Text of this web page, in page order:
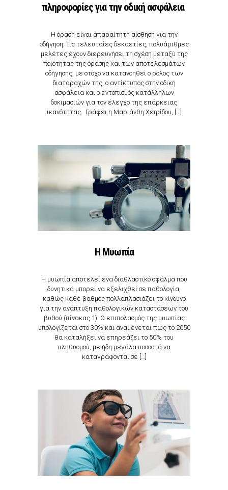
πληροφορίες για την οδική ασφάλεια
Η όραση είναι απαραίτητη αίσθηση για την
οδήγηση. Τις τελευταίες δεκαετίες, πολυάριθμες
μελέτες έχουν διερευνήσει τη σχέση μεταξύ της
ποιότητας της όρασης και των αποτελεσμάτων
οδήγησης, με στόχο να κατανοηθεί ο ρόλος των
διαταραχών της, ο αντίκτυπος στην οδική
ασφάλεια και ο εντοπισμός κατάλληλων
δοκιμασιών για τον έλεγχο της επάρκειας
ικανότητας. Γράφει η Μαριάνθη Χειρίδου, […]
Η Μυωπία
Η μυωπία αποτελεί ένα διαθλαστικό σφάλμα που
δυνητικά μπορεί να εξελιχθεί σε παθολογία,
καθώς κάθε βαθμός πολλαπλασιάζει το κίνδυνο
για την ανάπτυξη παθολογικών καταστάσεων του
βυθού (πίνακας 1). Ο επιπολασμός της μυωπίας
υπολογίζεται στο 30% και αναμένεται πως το 2050
θα καταλήξει να επηρεάζει το 50% του
πληθυσμού, με ήδη μεγάλα ποσοστά να
καταγράφονται σε […]